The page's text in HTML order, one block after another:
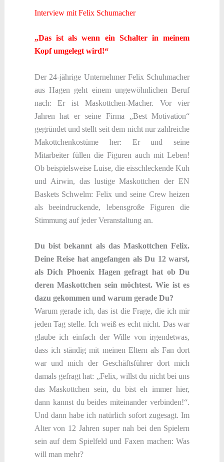
Interview mit Felix Schumacher
„Das ist als wenn ein Schalter in meinem
Kopf umgelegt wird!“
Der 24-jährige Unternehmer Felix Schuhmacher
aus Hagen geht einem ungewöhnlichen Beruf
nach: Er ist Maskottchen-Macher. Vor vier
Jahren hat er seine Firma „Best Motivation“
gegründet und stellt seit dem nicht nur zahlreiche
Makottchenkostüme her: Er und seine
Mitarbeiter füllen die Figuren auch mit Leben!
Ob beispielsweise Luise, die eisschleckende Kuh
und Airwin, das lustige Maskottchen der EN
Baskets Schwelm: Felix und seine Crew heizen
als beeindruckende, lebensgroße Figuren die
Stimmung auf jeder Veranstaltung an.
Du bist bekannt als das Maskottchen Felix.
Deine Reise hat angefangen als Du 12 warst,
als Dich Phoenix Hagen gefragt hat ob Du
deren Maskottchen sein möchtest. Wie ist es
dazu gekommen und warum gerade Du?
Warum gerade ich, das ist die Frage, die ich mir
jeden Tag stelle. Ich weiß es echt nicht. Das war
glaube ich einfach der Wille von irgendetwas,
dass ich ständig mit meinen Eltern als Fan dort
war und mich der Geschäftsführer dort mich
damals gefragt hat: „Felix, willst du nicht bei uns
das Maskottchen sein, du bist eh immer hier,
dann kannst du beides miteinander verbinden!“.
Und dann habe ich natürlich sofort zugesagt. Im
Alter von 12 Jahren super nah bei den Spielern
sein auf dem Spielfeld und Faxen machen: Was
will man mehr?